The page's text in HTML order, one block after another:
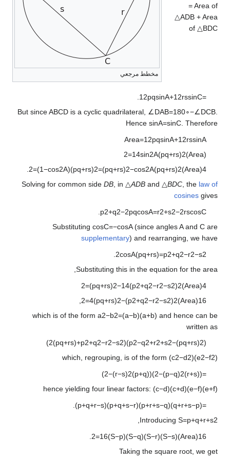
مخطط مرجعي
= Area of
△ADB + Area
of △BDC
=
12pqsinA+12rssinC
.
But sinceABCD is a cyclic quadrilateral, ∠DAB=180∘−∠DCB.
Hence sinA=sinC. Therefore
Area=12pqsinA+12rssinA
(
Area
)
2=14sin2A(pq+rs)2
4
(
Area
)
2=(1−cos2A)(pq+rs)2=(pq+rs)2−cos2A(pq+rs)2
.
Solving for common side DB, in △ADB and △BDC, the law of
cosines gives
p2+q2−2pqcosA=r2+s2−2rscosC
Substituting cosC=−cosA(since anglesAand C are
supplementary) and rearranging, we have
2cosA(pq+rs)=p2+q2−r2−s2
Substituting this in the equation for the area,
4
(
Area
)
2=(pq+rs)2−14(p2+q2−r2−s2)2
16
(
Area
)
2=4(pq+rs)2−(p2+q2−r2−s2)2
which is of the form a2−b2=(a−b)(a+b) and hence can be
written as
(
2
(
pq+rs
)
−
p2−q2+r2+s2
)
(
2(pq+rs)+p2+q2−r2−s2
)
which, regrouping, is of the form (c2−d2)(e2−f2)
=
(
(
r+s
)
2−(p−q)2
)
(
(
p+q
)
2−(r−s)2
)
hence yielding four linear factors: (c−d)(c+d)(e−f)(e+f)
=
(
q+r+s−p
)
(
p+r+s−q
)
(
p+q+s−r
)
(
p+q+r−s
)
Introducing S=p+q+r+s2
16
(
Area
)
2=16(S−p)(S−q)(S−r)(S−s)
Taking the square root, we get